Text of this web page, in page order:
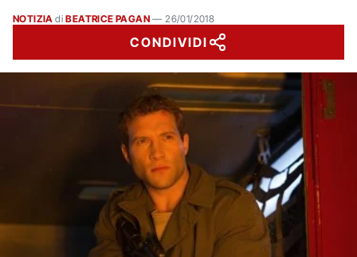
NOTIZIA di BEATRICE PAGAN —26/01/2018
CONDIVIDI